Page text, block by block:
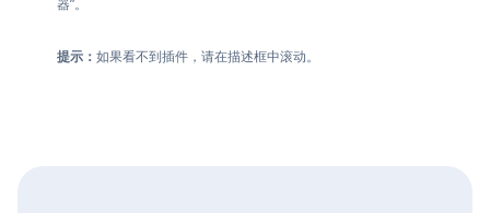
提示： 如果看不到插件，请在描述框中滚动。